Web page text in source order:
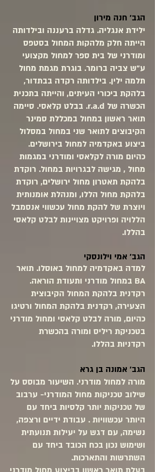
הגב' חנה מירון
ילידת אנגליה. גדלה ברעננה ובילדותה
הייתה חלק מלהקות המחול בסטפס
ומודרני של בית ספר למחול מקצועי
ע"ש צביה ברומר. בוגרת מגמת מחול
תלמה ילין. בילדותה רקדה בבתדור,
בלהקת ביכורי העיתים, והייתה בתכנית
הכשרה של r.a.d. בבלט קלאסי. סיימה
תואר ראשון במחול במכללת סמינר
הקיבוצים לתואר שני במחול במסלול
ביצוע באקדמיה למחול בירושלים.
כהיום מורה לקלאסי ומודרני במגמות
מחול , מגישה לבגרויות במחול. רוקדת
בלהקת תאטרון מחול ירושלים, רוקדת
בלהקת מחול הללו, ומנהלת אומנותית
ויוצרת של להקת מחול עכשווי אנסמבל
הללויה ופרויקט מצויינות לבלט קלאסי
בהללו.
הגב' אמי וילונסקי
למדה באקדמיה למחול באוסלו. תואר
BA במחול מודרני ותעודת הוראה.
רקדנית בלהקת המחול הקיבוצית
הצעירה, רקדנית בלהקת המחול ורטיגו
כהיום, מורה לבלט קלאסי ומחול מודרני
בטכניקת ריליס ומורה בהכשרת
רקדניות בהללו.
הגב' אמונה בן גרא
מורה למחול מודרני. השיעור מבוסס על
שילוב טכניקות מחול המודרני- ערבוב
של טכניקות יותר קלסיות ביחד עם
היותר עכשוויות . עבודת ידיים ורצפה,
נשימה, עם דגש על יעילות תנועתית
ושימוש נכון בכח הכובד ביחד עם
השתרשות והתארכות.